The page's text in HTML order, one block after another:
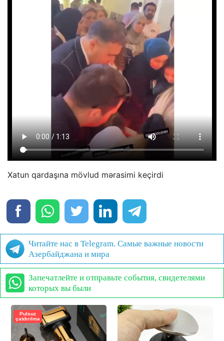
Xatun qardaşına mövlud mərasimi keçirdi
Читайте нас в Telegram. Самые важные новости
Азербайджана и мира
Запечатлейте и отправьте события, свидетелями
которых вы были